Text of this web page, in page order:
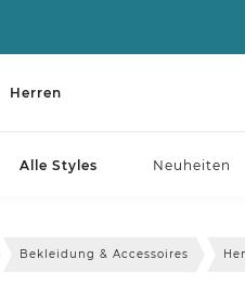
Herren
Alle Styles Neuheiten
Bekleidung & Accessoires